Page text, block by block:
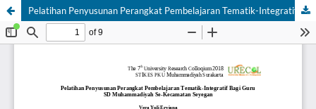
Pelatihan Penyusunan Perangkat Pembelajaran Tematik-Integratif Bagi Guru SD Muhammadiyah Se-Kecamatan Seyegan